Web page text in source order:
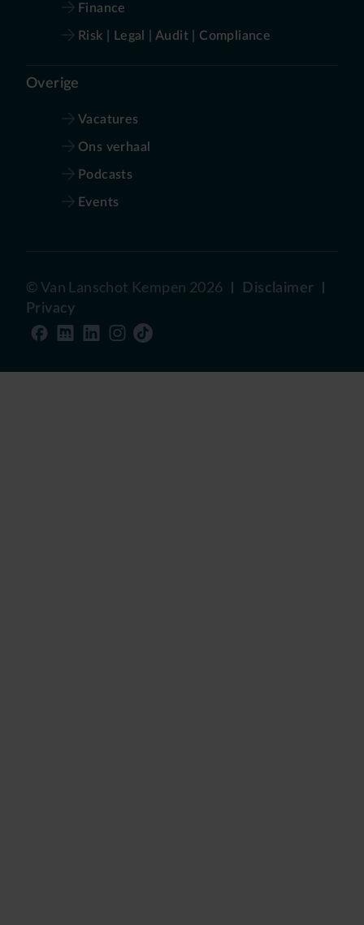
Finance
Risk | Legal | Audit | Compliance
Overige
Vacatures
Ons verhaal
Podcasts
Events
©Van Lanschot Kempen 2026
Disclaimer
Privacy